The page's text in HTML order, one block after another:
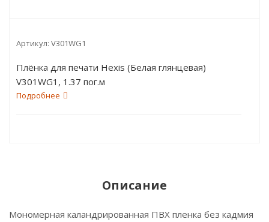
Артикул: V301WG1
Плёнка для печати Hexis (Белая глянцевая)
V301WG1, 1.37 пог.м
Подробнее
Описание
Мономерная каландрированная ПВХ пленка без кадмия